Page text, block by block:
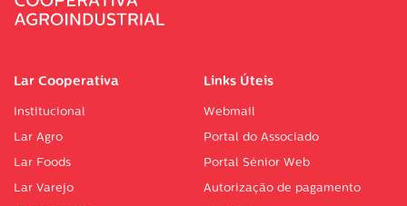
Lar Cooperativa
Institucional
Lar Agro
Lar Foods
Lar Varejo
Links Úteis
Webmail
Portal do Associado
Portal Sénior Web
Autorização de pagamento